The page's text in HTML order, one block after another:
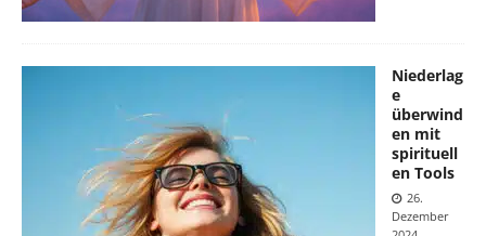
Niederlag
e
überwind
en mit
spirituell
en Tools
26.
Dezember